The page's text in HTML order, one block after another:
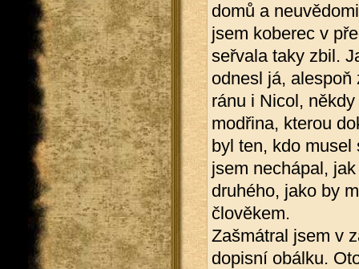
domů a
jsem koberec v
seřvala taky zbil.
odnesl já,
ránu i Nicol,
modřina, kterou
byl ten, kdo
jsem nechápal,
druhého, jako by
člověkem.
Zašmátral jsem v
dopisní obálku.